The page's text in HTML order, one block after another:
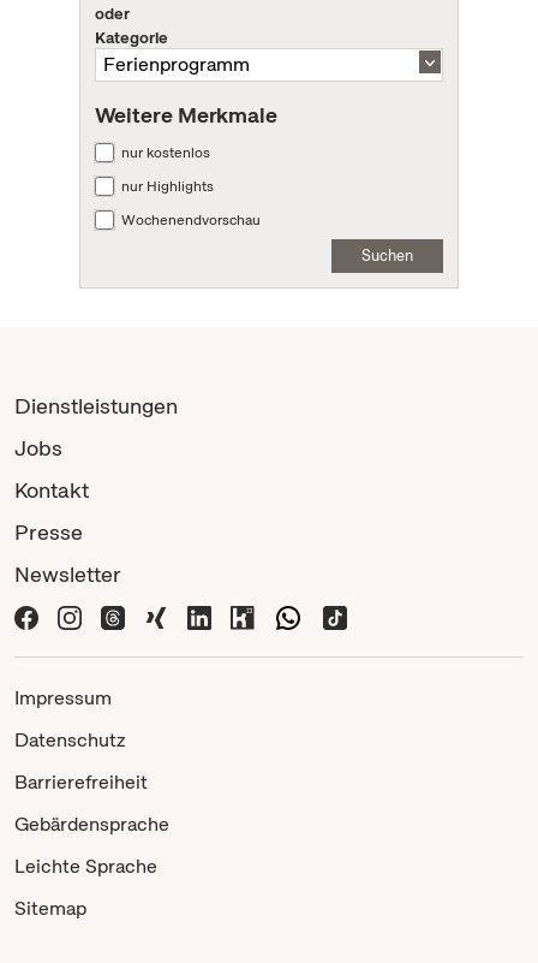
oder
Kategorie
Weitere Merkmale
nur kostenlos
nur Highlights
Wochenendvorschau
Suchen
Dienstleistungen
Jobs
Kontakt
Presse
Newsletter
Impressum
Datenschutz
Barrierefreiheit
Gebärdensprache
Leichte Sprache
Sitemap